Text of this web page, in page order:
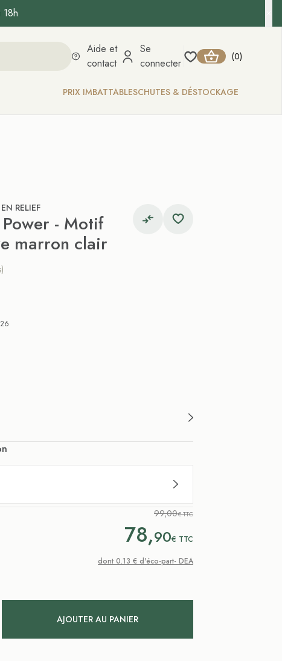
Aide et
contact
Se
connecter
(0)
PRIX IMBATTABLESCHUTES & DÉSTOCKAGE
RELIEF
- Motif
marron clair
99,00€ TTC
78,90€ TTC
dont 0.13 € d'éco-part- DEA
AJOUTER AU PANIER